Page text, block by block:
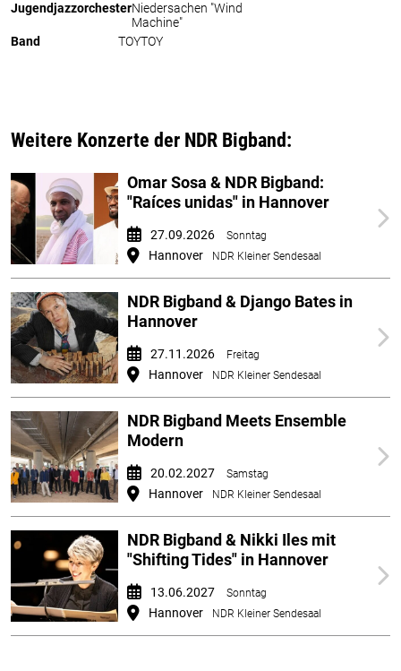
JugendjazzorchesterNiedersachen "Wind
Machine"
Band
TOYTOY
Weitere Konzerte der NDR Bigband:
Omar Sosa & NDR Bigband:
"Raíces unidas" in Hannover
27.09.2026 Sonntag
Hannover NDR Kleiner Sendesaal
NDR Bigband & Django Bates in
Hannover
27.11.2026 Freitag
Hannover NDR Kleiner Sendesaal
NDR Bigband Meets Ensemble
Modern
20.02.2027 Samstag
Hannover NDR Kleiner Sendesaal
NDR Bigband & Nikki Iles mit
"Shifting Tides" in Hannover
13.06.2027 Sonntag
Hannover NDR Kleiner Sendesaal